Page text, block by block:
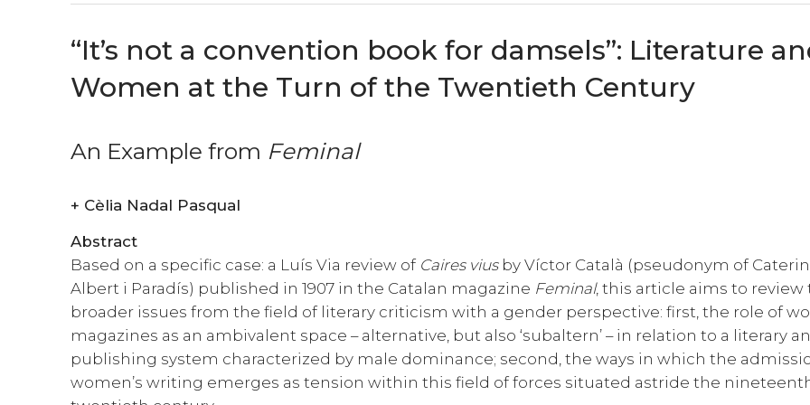
“It’s not a convention book for damsels”: Literature
Women at the Turn of the Twentieth Century
An Example from Feminal
+ Cèlia Nadal Pasqual
Abstract
Based on a specific case: a Luís Via review of Caires viusby Víctor Català (pseudonym of
Albert i Paradís) published in 1907 in the Catalan magazine Feminal, this article aims to review
broader issues from the field of literary criticism with a gender perspective: first, the role of
magazines as an ambivalent space – alternative, but also ‘subaltern’ – in relation to a literary
publishing system characterized by male dominance; second, the ways in which the
women’s writing emerges as tension within this field of forces situated astride the